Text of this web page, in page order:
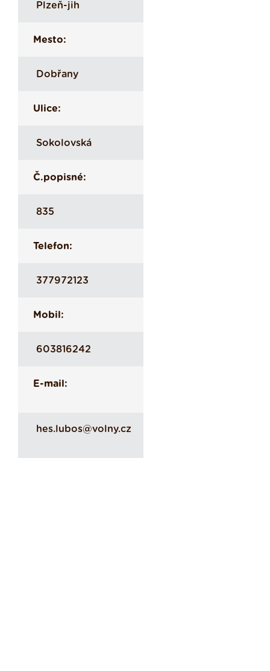
Plzeň-jih
Mesto:
Dobřany
Ulice:
Sokolovská
Č.popisné:
835
Telefon:
377972123
Mobil:
603816242
E-mail:
hes.lubos@volny.cz